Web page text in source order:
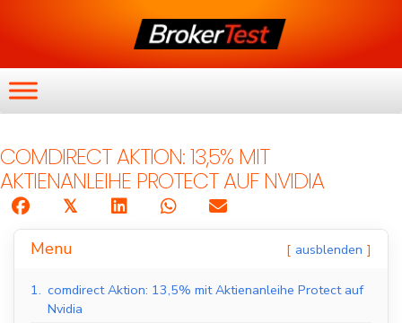
COMDIRECT AKTION: 13,5% MIT
AKTIENANLEIHE PROTECT AUF NVIDIA
𝕏
Menu ausblenden
1. comdirect Aktion: 13,5% mit Aktienanleihe Protect auf
Nvidia